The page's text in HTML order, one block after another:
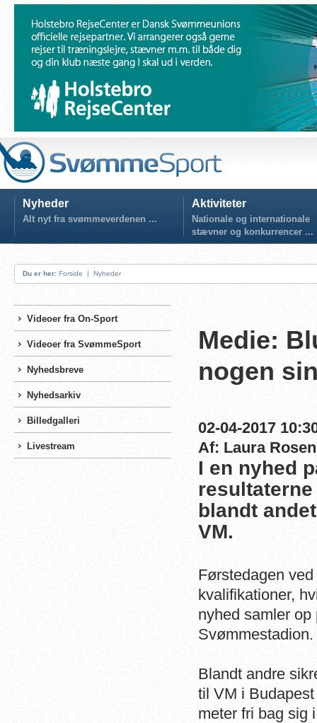
Nyheder
Alt nyt fra svømmeverdenen ...
Aktiviteter
Nationale og internationale
stævner og konkurrencer ...
Du er her: Forside | Nyheder
Videoer fra On-Sport
Videoer fra SvømmeSport
Nyhedsbreve
Nyhedsarkiv
Billedgalleri
Livestream
Medie:
nogen
02-04-2017
Af: Laura
I en nyhed
blandt
VM.
Førstedagen
kvalifikationer,
nyhed samler
Svømmestadion.
Blandt andre
til VM i
meter fri bag sig